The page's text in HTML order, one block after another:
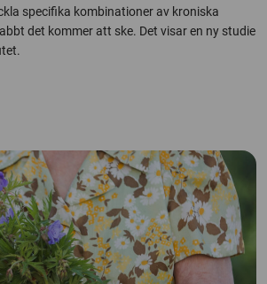
specifika kombinationer av kroniska
det kommer att ske. Det visar en ny studie